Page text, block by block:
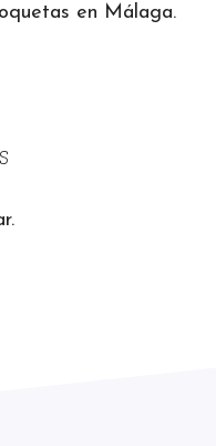
en Málaga.